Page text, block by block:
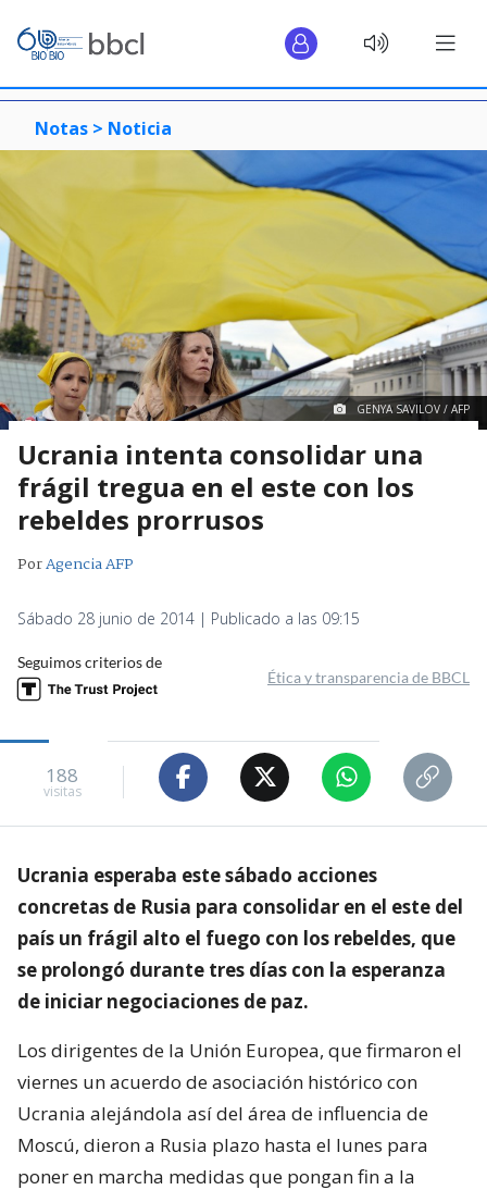
Notas > Noticia
GENYA SAVILOV / AFP
Ucrania intenta consolidar una
frágil tregua en el este con los
rebeldes prorrusos
PorAgencia AFP
Sábado 28 junio de 2014 | Publicado a las 09:15
Seguimos criterios de
Ética y transparencia de BBCL
188
visitas
Ucrania esperaba este sábado acciones
concretas de Rusia para consolidar en el este del
país un frágil alto el fuego con los rebeldes, que
se prolongó durante tres días con la esperanza
de iniciar negociaciones de paz.
Los dirigentes de la Unión Europea, que firmaron el
viernes un acuerdo de asociación histórico con
Ucrania alejándola así del área de influencia de
Moscú, dieron a Rusia plazo hasta el lunes para
poner en marcha medidas que pongan fin a la